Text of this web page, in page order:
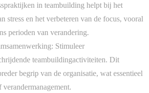
in teambuilding helpt bij het
stress en het verbeteren van de focus, vooral
perioden van verandering.
Stimuleer
teambuildingactiviteiten. Dit
begrip van de organisatie, wat essentieel